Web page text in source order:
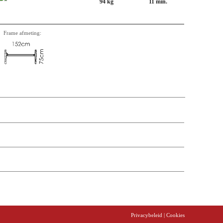
94 kg 11 min.
Frame afmeting:
Stock
Privacybeleid | Cookies